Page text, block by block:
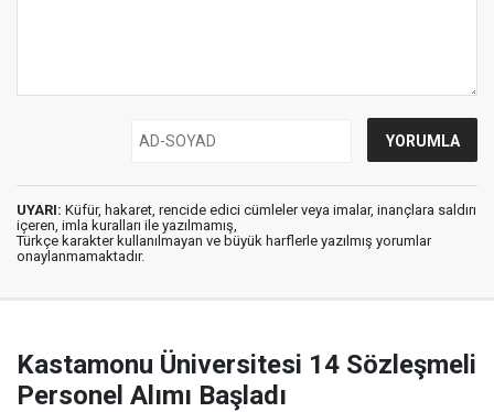
UYARI: Küfür, hakaret, rencide edici cümleler veya imalar, inançlara saldırı
içeren, imla kuralları ile yazılmamış,
Türkçe karakter kullanılmayan ve büyük harflerle yazılmış yorumlar
onaylanmamaktadır.
Kastamonu Üniversitesi 14 Sözleşmeli
Personel Alımı Başladı